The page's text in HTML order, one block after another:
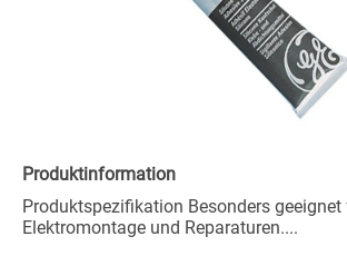
Produktinformation
Produktspezifikation Besonders geeignet
Elektromontage und Reparaturen....